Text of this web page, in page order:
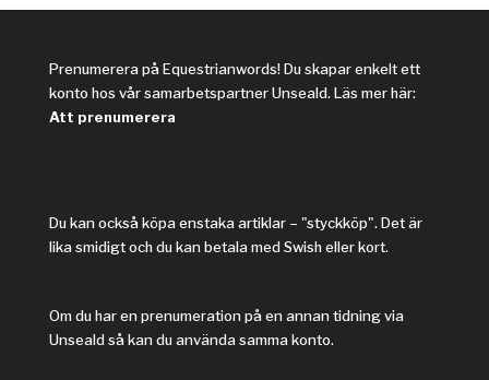
Prenumerera på Equestrianwords! Du skapar enkelt ett
konto hos vår samarbetspartner Unseald. Läs mer här:
Att prenumerera
Du kan också köpa enstaka artiklar – "styckköp". Det är
lika smidigt och du kan betala med Swish eller kort.
Om du har en prenumeration på en annan tidning via
Unseald så kan du använda samma konto.